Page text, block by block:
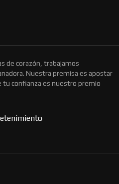
de corazón, trabajamos
Nuestra premisa es apostar
tu confianza es nuestro premio